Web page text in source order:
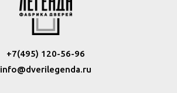
+7(495) 120-56-96
info@dverilegenda.ru